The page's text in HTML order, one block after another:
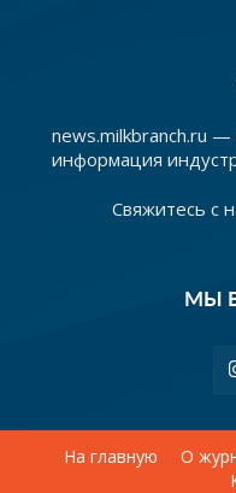
news.milkbranch.ru —
информация
Свяжитесь с
МЫ
На главную О